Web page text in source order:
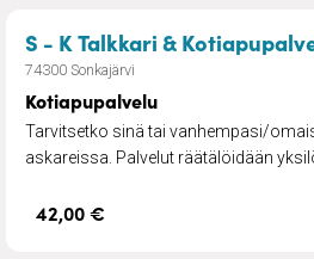
S - K Talkkari &
74300 Sonkajärvi
Kotiapupalvelu
Tarvitsetko sinä tai vanhempasi/
askareissa. Palvelut räätälöidään
42,00 €